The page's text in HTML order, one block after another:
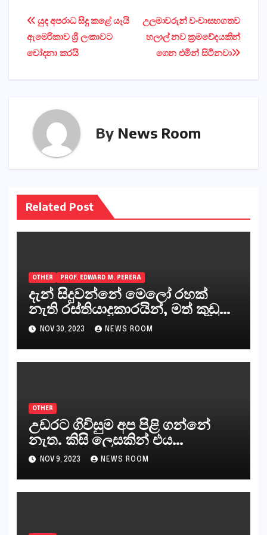
Post
navigation
උලමාවරුන් වංචාසහගතව
හලාල් නව ක්‍රමවේදයකින්
ගෙන එමින් සිටිනවා
යුද අපරාධ සිදු කළේ යෑයි
ඇමෙරිකාව ශ්‍රී ලංකාවට
චෝදනා කරයි
By News Room
Related Post
OTHER PROF. EDWARD M. PERERA
දැන් සිදුවන්නේ මෙලෝ රහක්
නැති රස්තියාදුකාරයින්, මත් කුඩු
ගෙන්වන්නන් සහ අලෙවි
කරන්නන්,කැලෑපාළුවන්, මහජන
නියෝජිතයින්
NOV 30, 2023 NEWS ROOM
OTHER
උඩරට ගිවිසුම අප පිළි ගන්නේ
නැත. කිසි ලෙසකින් එය
නීත්‍යානුකූල ලියවිල්ලක් නො වේ.
සිංහල ප්‍රතිපත්ති කේන්ද්‍රයෙන්
ජනාධිපති දැන් වූ ලිපියෙන්
NOV 9, 2023 NEWS ROOM